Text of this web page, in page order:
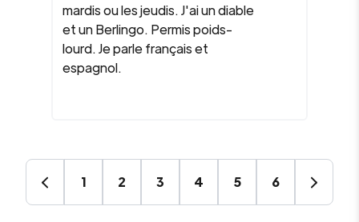
mardis ou les jeudis. J'ai un diable
et un Berlingo. Permis poids-
lourd. Je parle français et
espagnol.
1 2 3 4 5 6